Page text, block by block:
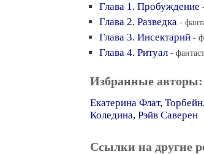
Глава 1. Пробуждение
Глава 2. Разведка -
Глава 3. Инсектарий -
Глава 4. Ритуал -
Избранные авторы:
Екатерина Флат, Торбейн
Коледина, Рэйв Саверен
Ссылки на другие